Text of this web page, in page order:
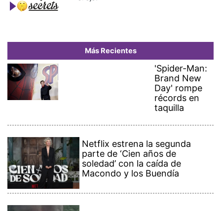
Más Recientes
'Spider-Man:
Brand New
Day' rompe
récords en
taquilla
Netflix estrena la segunda
parte de ‘Cien años de
soledad’ con la caída de
Macondo y los Buendía